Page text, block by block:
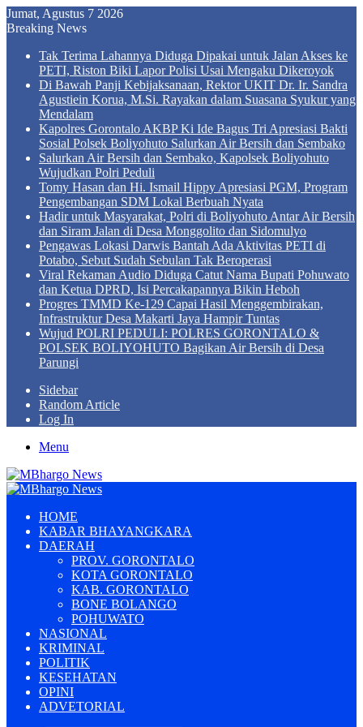
Jumat, Agustus 7 2026
Breaking News
Tak Terima Lahannya Diduga Dipakai untuk Jalan Akses ke
PETI, Riston Biki Lapor Polisi Usai Mengaku Dikeroyok
Di Bawah Panji Kebijaksanaan, Rektor UKIT Dr. Ir. Sandra
Agustiein Korua, M.Si. Rayakan dalam Suasana Syukur yang
Mendalam
Kapolres Gorontalo AKBP Ki Ide Bagus Tri Apresiasi Bakti
Sosial Polsek Boliyohuto Salurkan Air Bersih dan Sembako
Salurkan Air Bersih dan Sembako, Kapolsek Boliyohuto
Wujudkan Polri Peduli
Tomy Hasan dan Hi. Ismail Hippy Apresiasi PGM, Program
Pengembangan SDM Lokal Berbuah Nyata
Hadir untuk Masyarakat, Polri di Boliyohuto Antar Air Bersih
dan Siram Jalan di Desa Monggolito dan Sidomulyo
Pengawas Lokasi Darwis Bantah Ada Aktivitas PETI di
Potabo, Sebut Sudah Sebulan Tak Beroperasi
Viral Rekaman Audio Diduga Catut Nama Bupati Pohuwato
dan Ketua DPRD, Isi Percakapannya Bikin Heboh
Progres TMMD Ke-129 Capai Hasil Menggembirakan,
Infrastruktur Desa Makarti Jaya Hampir Tuntas
Wujud POLRI PEDULI: POLRES GORONTALO &
POLSEK BOLIYOHUTO Bagikan Air Bersih di Desa
Parungi
Sidebar
Random Article
Log In
Menu
HOME
KABAR BHAYANGKARA
DAERAH
PROV. GORONTALO
KOTA GORONTALO
KAB. GORONTALO
BONE BOLANGO
POHUWATO
NASIONAL
KRIMINAL
POLITIK
KESEHATAN
OPINI
ADVETORIAL